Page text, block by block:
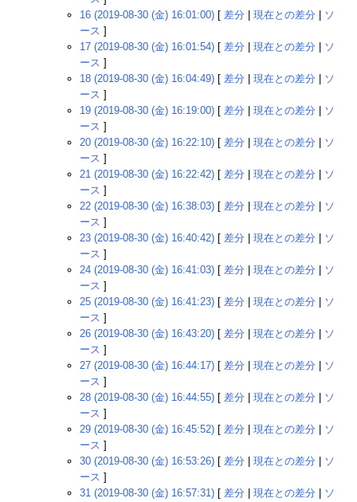
16 (2019-08-30 (金) 16:01:00) [ 差分 現在との差分
ソ
ース ]
17 (2019-08-30 (金) 16:01:54) [ 差分 現在との差分
ソ
ース ]
18 (2019-08-30 (金) 16:04:49) [ 差分 現在との差分
ソ
ース ]
19 (2019-08-30 (金) 16:19:00) [ 差分 現在との差分
ソ
ース ]
20 (2019-08-30 (金) 16:22:10) [ 差分 現在との差分
ソ
ース ]
21 (2019-08-30 (金) 16:22:42) [ 差分 現在との差分
ソ
ース ]
22 (2019-08-30 (金) 16:38:03) [ 差分 現在との差分
ソ
ース ]
23 (2019-08-30 (金) 16:40:42) [ 差分 現在との差分
ソ
ース ]
24 (2019-08-30 (金) 16:41:03) [ 差分 現在との差分
ソ
ース ]
25 (2019-08-30 (金) 16:41:23) [ 差分 現在との差分
ソ
ース ]
26 (2019-08-30 (金) 16:43:20) [ 差分 現在との差分
ソ
ース ]
27 (2019-08-30 (金) 16:44:17) [ 差分 現在との差分
ソ
ース ]
28 (2019-08-30 (金) 16:44:55) [ 差分 現在との差分
ソ
ース ]
29 (2019-08-30 (金) 16:45:52) [ 差分 現在との差分
ソ
ース ]
30 (2019-08-30 (金) 16:53:26) [ 差分 現在との差分
ソ
ース ]
31 (2019-08-30 (金) 16:57:31) [ 差分 現在との差分
ソ